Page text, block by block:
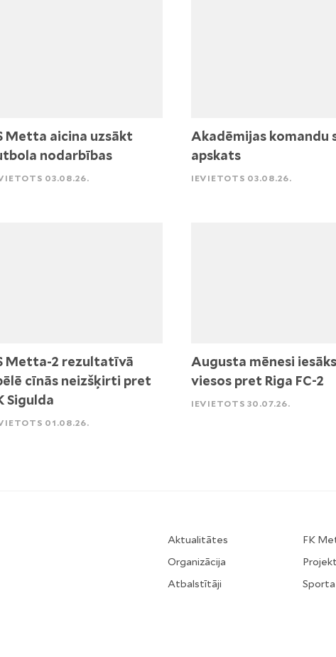
Metta aicina uzsākt
nodarbības
03.08.26.
Akadēmijas komandu
apskats
IEVIETOTS 03.08.26.
Metta-2 rezultatīvā
cīnās neizšķirti pret
Sigulda
01.08.26.
Augusta mēnesi
viesos pret Riga FC-2
IEVIETOTS 30.07.26.
Aktualitātes
Organizācija
Atbalstītāji
FK